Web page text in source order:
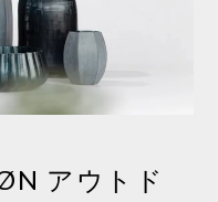
アウトド